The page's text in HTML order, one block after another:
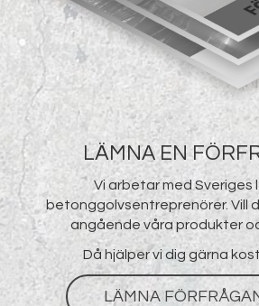
LÄMNA EN
Vi arbetar med Sveriges
betonggolvsentreprenörer. Vill
angående våra produkter
Då hjälper vi dig gärna
LÄMNA